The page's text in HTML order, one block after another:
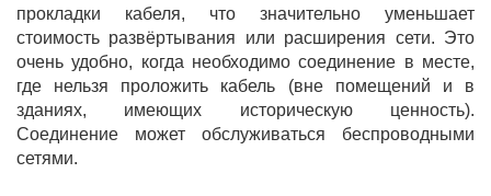
прокладки кабеля, что значительно уменьшает
стоимость развёртывания или расширения сети. Это
очень удобно, когда необходимо соединение в месте,
где нельзя проложить кабель (вне помещений и в
зданиях, имеющих историческую ценность).
Соединение может обслуживаться беспроводными
сетями.